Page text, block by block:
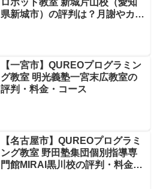
ロボット教室 新城片山校（愛知
県新城市）の評判は？月謝やカリ
【一宮市】QUREOプログラミン
グ教室 明光義塾一宮末広教室の
評判・料金・コース
【名古屋市】QUREOプログラミ
ング教室 野田塾集団個別指導専
門館MIRAI黒川校の評判・料金・